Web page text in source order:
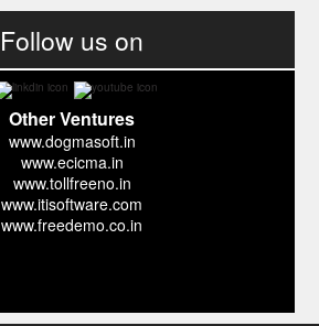
Follow us on
Other Ventures
www.dogmasoft.in
www.ecicma.in
www.tollfreeno.in
www.itisoftware.com
www.freedemo.co.in